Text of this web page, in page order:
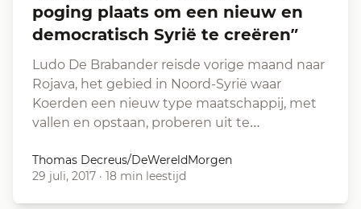
poging plaats om een nieuw en
democratisch Syrië te creëren”
Ludo De Brabander reisde vorige maand naar
Rojava, het gebied in Noord-Syrië waar
Koerden een nieuw type maatschappij, met
vallen en opstaan, proberen uit te…
Thomas Decreus/DeWereldMorgen
29 juli, 2017 · 18 min leestijd